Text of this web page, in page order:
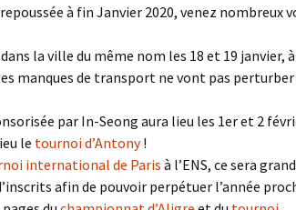
à fin Janvier 2020, venez nombreux
la ville du même nom les 18 et 19 janvier,
manques de transport ne vont pas perturber
par In-Seong aura lieu les 1er et 2
le tournoi d’Antony!
international de Parisà l’ENS, ce sera
afin de pouvoir perpétuer l’année